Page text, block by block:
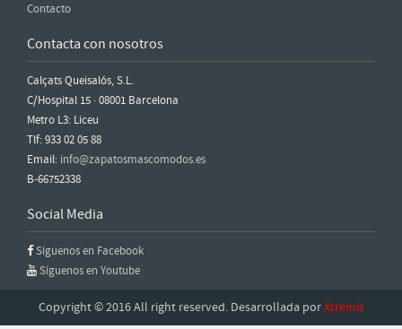
Contacto
Contacta con nosotros
Calçats Queisalós, S.L.
C/Hospital 15 · 08001 Barcelona
Metro L3: Liceu
Tlf: 933 02 05 88
Email: info@zapatosmascomodos.es
B-66752338
Social Media
Síguenos en Facebook
Síguenos en Youtube
Copyright © 2016 All right reserved. Desarrollada porXtremis